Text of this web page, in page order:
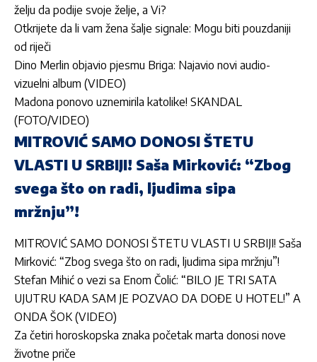
želju da podije svoje želje, a Vi?
Otkrijete da li vam žena šalje signale: Mogu biti pouzdaniji
od riječi
Dino Merlin objavio pjesmu Briga: Najavio novi audio-
vizuelni album (VIDEO)
Madona ponovo uznemirila katolike! SKANDAL
(FOTO/VIDEO)
MITROVIĆ SAMO DONOSI ŠTETU
VLASTI U SRBIJI! Saša Mirković: “Zbog
svega što on radi, ljudima sipa
mržnju”!
MITROVIĆ SAMO DONOSI ŠTETU VLASTI U SRBIJI! Saša
Mirković: “Zbog svega što on radi, ljudima sipa mržnju”!
Stefan Mihić o vezi sa Enom Čolić: “BILO JE TRI SATA
UJUTRU KADA SAM JE POZVAO DA DOĐE U HOTEL!” A
ONDA ŠOK (VIDEO)
Za četiri horoskopska znaka početak marta donosi nove
životne priče